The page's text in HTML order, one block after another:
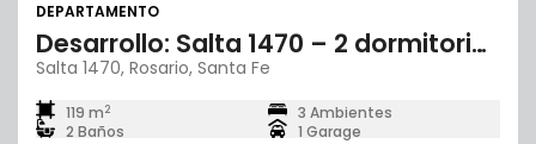
DEPARTAMENTO
Desarrollo: Salta 1470 – 2 dormitorios + cochera
Salta 1470, Rosario, Santa Fe
119 m2
3 Ambientes
2 Baños
1 Garage